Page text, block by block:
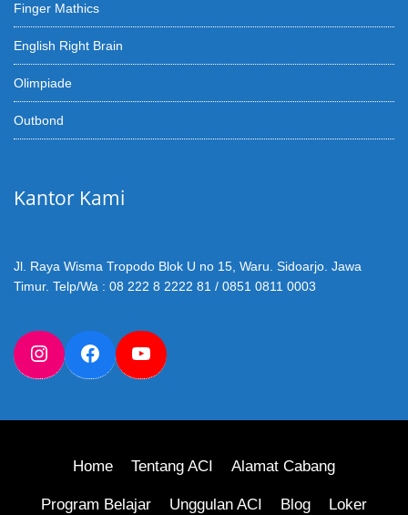
Finger Mathics
English Right Brain
Olimpiade
Outbond
Kantor Kami
Jl. Raya Wisma Tropodo Blok U no 15, Waru. Sidoarjo. Jawa
Timur. Telp/Wa : 08 222 8 2222 81 / 0851 0811 0003
InstagramFacebookYouTube
Home Tentang ACI Alamat Cabang
Program Belajar Unggulan ACI Blog Loker